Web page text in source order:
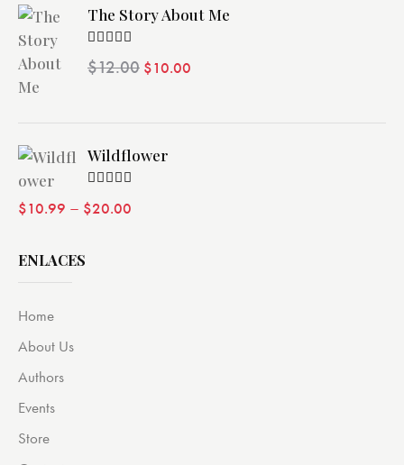
The Story About Me
Valorado
con4.00
$12.00 $10.00
Wildflower
con4.00
$10.99 – $20.00
ENLACES
Home
About Us
Authors
Events
Store